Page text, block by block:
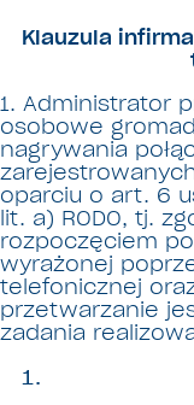
Klauzula
1. Administrator
osobowe
nagrywania
oparciu o art. 6
lit. a) RODO, tj.
rozpoczęciem
wyrażonej
telefonicznej
przetwarzanie
zadania